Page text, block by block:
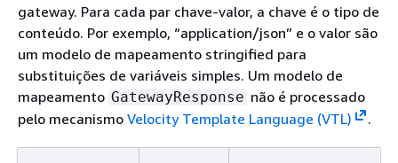
gateway. Para cada par chave-valor, a chave é o tipo de
conteúdo. Por exemplo, “application/json” e o valor são
um modelo de mapeamento stringified para
substituições de variáveis simples. Um modelo de
mapeamento GatewayResponse não é processado
pelo mecanismo Velocity Template Language (VTL) .